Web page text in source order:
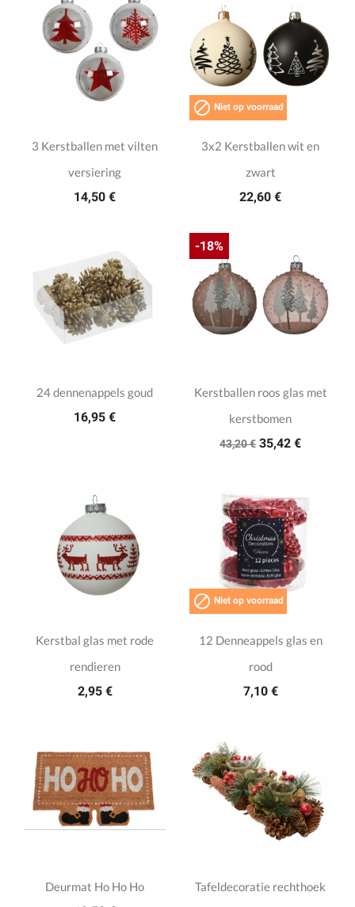
3 Kerstballen met vilten
versiering
14,50 €
 Niet op voorraad
3x2 Kerstballen wit en
zwart
22,60 €
24 dennenappels goud
16,95 €
Kerstballen roos glas met
kerstbomen
43,20 € 35,42 €
-18%
Kerstbal glas met rode
rendieren
2,95 €
 Niet op voorraad
12 Denneappels glas en
rood
7,10 €
Deurmat Ho Ho Ho
Tafeldecoratie rechthoek